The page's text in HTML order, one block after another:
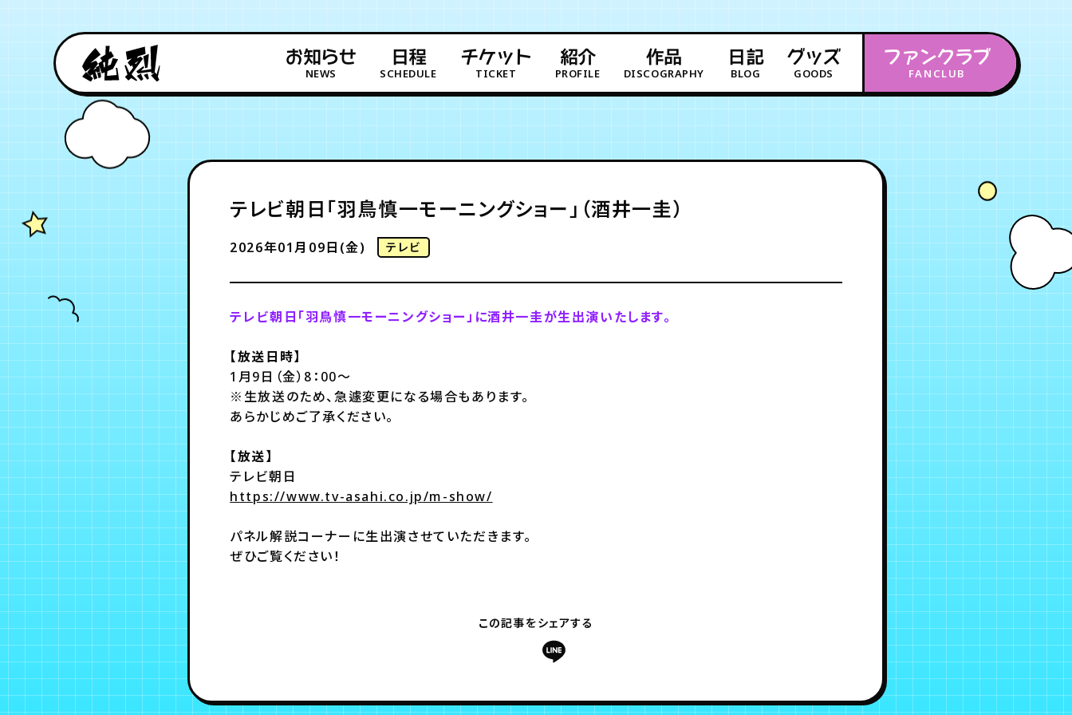
お知らせ
NEWS
日程
SCHEDULE
チケット
TICKET
紹介
PROFILE
作品
DISCOGRAPHY
日記
BLOG
グッズ
GOODS
ファンクラブ
FANCLUB
FC NEWS MOVIE
テレビ朝日「羽鳥慎一モーニングショー」（酒井一圭）
2026年01月09日(金) テレビ
テレビ朝日「羽鳥慎一モーニングショー」に酒井一圭が生出演いたします。
【放送日時】
1月9日（金）8：00～
※生放送のため、急遽変更になる場合もあります。
あらかじめご了承ください。
【放送】
テレビ朝日
https://www.tv-asahi.co.jp/m-show/
パネル解説コーナーに生出演させていただきます。
ぜひご覧ください！
この記事をシェアする